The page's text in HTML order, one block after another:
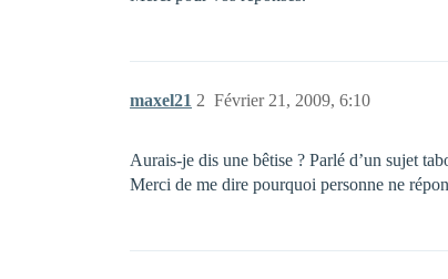
maxel21 Février 21, 2009, 6:10
2
Aurais-je dis une bêtise ? Parlé d’un sujet
Merci de me dire pourquoi personne ne